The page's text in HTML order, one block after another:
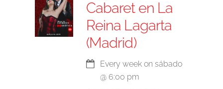
Cabaret en La
Reina Lagarta
(Madrid)
Every week on sábado
@ 6:00 pm